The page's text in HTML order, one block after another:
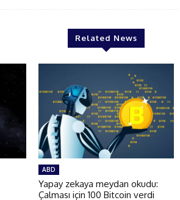
Related News
ABD
Yapay zekaya meydan okudu:
Çalması için 100 Bitcoin verdi